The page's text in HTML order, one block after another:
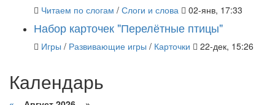
Читаем по слогам / Слоги и слова 02-янв, 17:33
Набор карточек "Перелётные птицы"
Игры / Развивающие игры / Карточки 22-дек, 15:26
Календарь